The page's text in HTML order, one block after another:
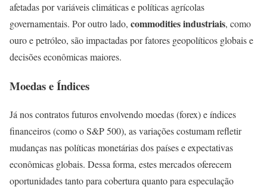
afetadas por variáveis climáticas e políticas agrícolas
governamentais. Por outro lado, commodities industriais, como
ouro e petróleo, são impactadas por fatores geopolíticos globais e
decisões econômicas maiores.
Moedas e Índices
Já nos contratos futuros envolvendo moedas (forex) e índices
financeiros (como o S&P 500), as variações costumam refletir
mudanças nas políticas monetárias dos países e expectativas
econômicas globais. Dessa forma, estes mercados oferecem
oportunidades tanto para cobertura quanto para especulação